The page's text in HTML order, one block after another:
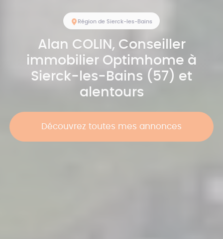
Région de Sierck-les-Bains
Alan COLIN , Conseiller
immobilier Optimhome à
Sierck-les-Bains (57) et
alentours
Découvrez toutes mes annonces